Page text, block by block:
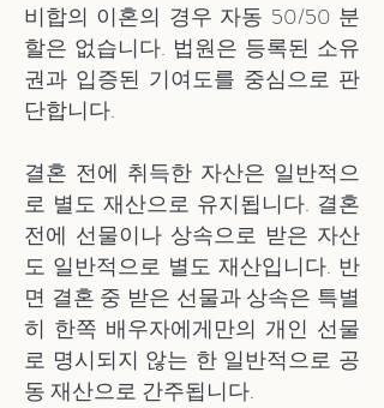
비합의 이혼의 경우 자동 50/50 분
할은 없습니다. 법원은 등록된 소유
권과 입증된 기여도를 중심으로 판
단합니다.
결혼 전에 취득한 자산은 일반적으
로 별도 재산으로 유지됩니다. 결혼
전에 선물이나 상속으로 받은 자산
도 일반적으로 별도 재산입니다. 반
면 결혼 중 받은 선물과 상속은 특별
히 한쪽 배우자에게만의 개인 선물
로 명시되지 않는 한 일반적으로 공
동 재산으로 간주됩니다.